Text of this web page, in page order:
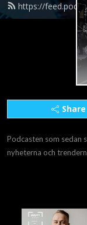
https://
Share
Podcasten som sedan
nyheterna och